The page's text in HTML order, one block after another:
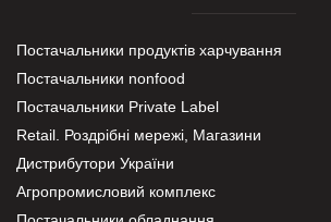
Постачальники продуктів харчування
Постачальники nonfood
Постачальники Private Label
Retail. Роздрібні мережі, Магазини
Дистрибутори України
Агропромисловий комплекс